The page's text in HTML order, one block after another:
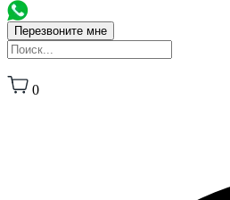
Перезвоните мне
0